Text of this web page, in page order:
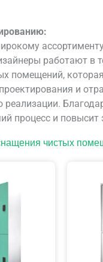
работают в
помещений,
и
реализации.
процесс и
чистых